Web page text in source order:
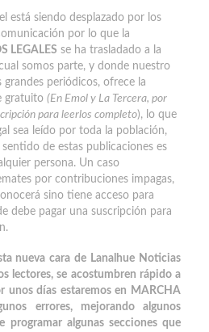
está siendo desplazado por los
por lo que la
LEGALES se ha trasladado a la
somos parte, y donde nuestro
periódicos, ofrece la
gratuito (En Emol y La Tercera, por
para leerlos completo), lo que
sea leído por toda la población,
de estas publicaciones es
persona. Un caso
por contribuciones impagas,
sino tiene acceso para
debe pagar una suscripción para
nueva cara de Lanalhue Noticias
lectores, se acostumbren rápido a
unos días estaremos en
MARCHA
errores, mejorando algunos
programar algunas secciones que